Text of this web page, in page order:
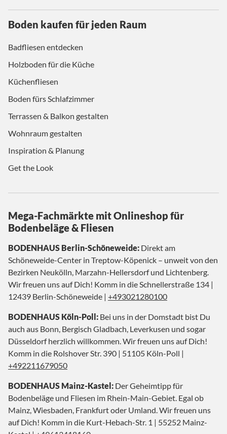
Boden kaufen für jeden Raum
Badfliesen entdecken
Holzboden für die Küche
Küchenfliesen
Boden fürs Schlafzimmer
Terrassen & Balkon gestalten
Wohnraum gestalten
Inspiration & Planung
Get the Look
Mega-Fachmärkte mit Onlineshop für
Bodenbeläge & Fliesen
BODENHAUS Berlin-Schöneweide: Direkt am
Schöneweide-Center in Treptow-Köpenick – unweit von den
Bezirken Neukölln, Marzahn-Hellersdorf und Lichtenberg.
Wir freuen uns auf Dich! Komm in die Schnellerstraße 134 |
12439 Berlin-Schöneweide | +493021280100
BODENHAUS Köln-Poll: Bei uns in der Domstadt bist Du
auch aus Bonn, Bergisch Gladbach, Leverkusen und sogar
Düsseldorf herzlich willkommen. Wir freuen uns auf Dich!
Komm in die Rolshover Str. 390 | 51105 Köln-Poll |
+492211679050
BODENHAUS Mainz-Kastel: Der Geheimtipp für
Bodenbeläge und Fliesen im Rhein-Main-Gebiet. Egal ob
Mainz, Wiesbaden, Frankfurt oder Umland. Wir freuen uns
auf Dich! Komm in die Kurt-Hebach-Str. 1 | 55252 Mainz-